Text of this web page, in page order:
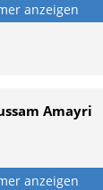
anzeigen
Amayri
anzeigen